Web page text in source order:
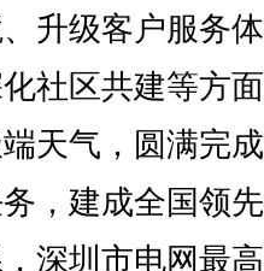
升级客户服务
社区共建等方
天气，圆满完
，建成全国领
深圳市电网最